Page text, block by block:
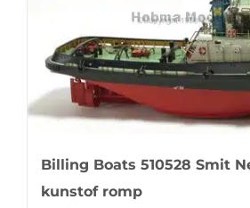
Billing Boats 510528 Smit
kunstof romp